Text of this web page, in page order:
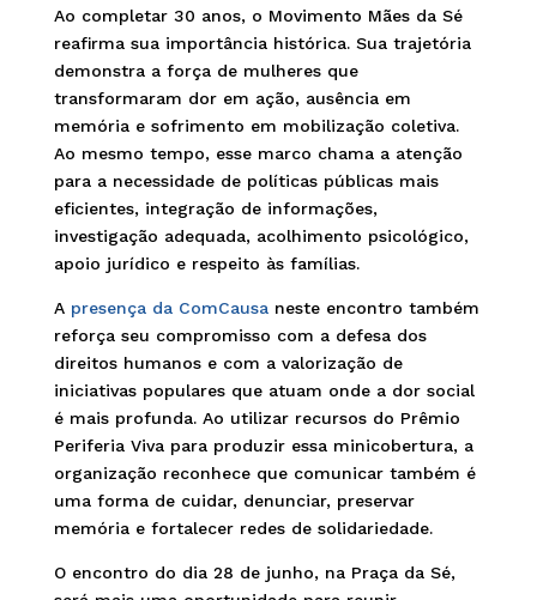
Ao completar 30 anos, o Movimento Mães da Sé
reafirma sua importância histórica. Sua trajetória
demonstra a força de mulheres que
transformaram dor em ação, ausência em
memória e sofrimento em mobilização coletiva.
Ao mesmo tempo, esse marco chama a atenção
para a necessidade de políticas públicas mais
eficientes, integração de informações,
investigação adequada, acolhimento psicológico,
apoio jurídico e respeito às famílias.
A presença da ComCausaneste encontro também
reforça seu compromisso com a defesa dos
direitos humanos e com a valorização de
iniciativas populares que atuam onde a dor social
é mais profunda. Ao utilizar recursos do Prêmio
Periferia Viva para produzir essa minicobertura, a
organização reconhece que comunicar também é
uma forma de cuidar, denunciar, preservar
memória e fortalecer redes de solidariedade.
O encontro do dia 28 de junho, na Praça da Sé,